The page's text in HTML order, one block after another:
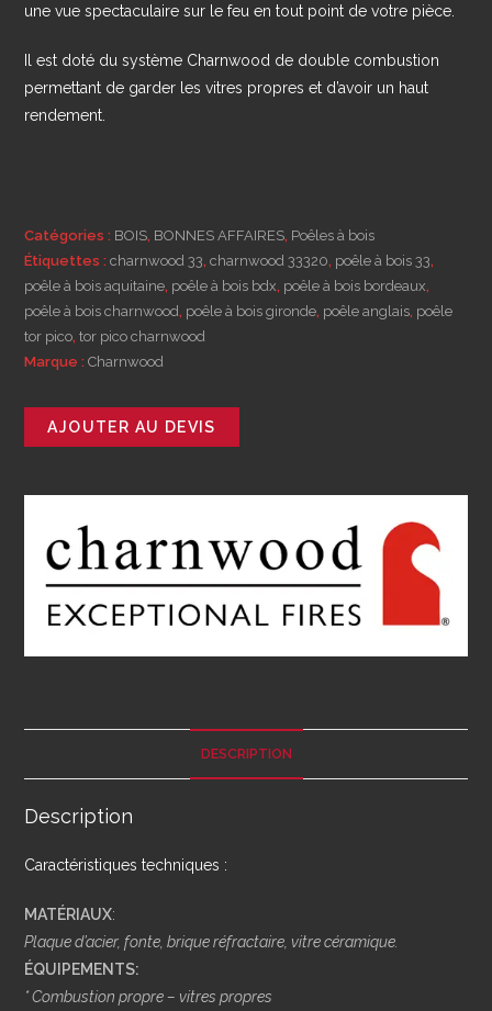
une vue spectaculaire sur le feu en tout point de votre pièce.
Il est doté du système Charnwood de double combustion
permettant de garder les vitres propres et d’avoir un haut
rendement.
Catégories : BOIS, BONNES AFFAIRES, Poêles à bois
Étiquettes :charnwood 33,charnwood 33320, poêle à bois 33,
poêle à bois aquitaine, poêle à bois bdx, poêle à bois bordeaux,
poêle à bois charnwood, poêle à bois gironde, poêle anglais, poêle
tor pico,tor pico charnwood
Marque :Charnwood
AJOUTER AU DEVIS
DESCRIPTION
Description
Caractéristiques techniques :
MATÉRIAUX:
Plaque d’acier, fonte, brique réfractaire, vitre céramique.
ÉQUIPEMENTS:
* Combustion propre – vitres propres